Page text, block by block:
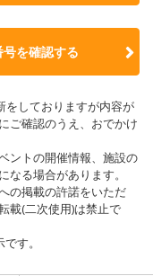
を確認する
しておりますが内容が
ご確認のうえ、おでかけ
ントの開催情報、施設の
る場合があります。
の掲載の許諾をいただ
載(二次使用)は禁止で
す。